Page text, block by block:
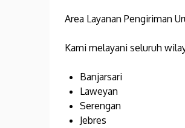
Area Layanan Pengiriman
Kami melayani seluruh
Banjarsari
Laweyan
Serengan
Jebres